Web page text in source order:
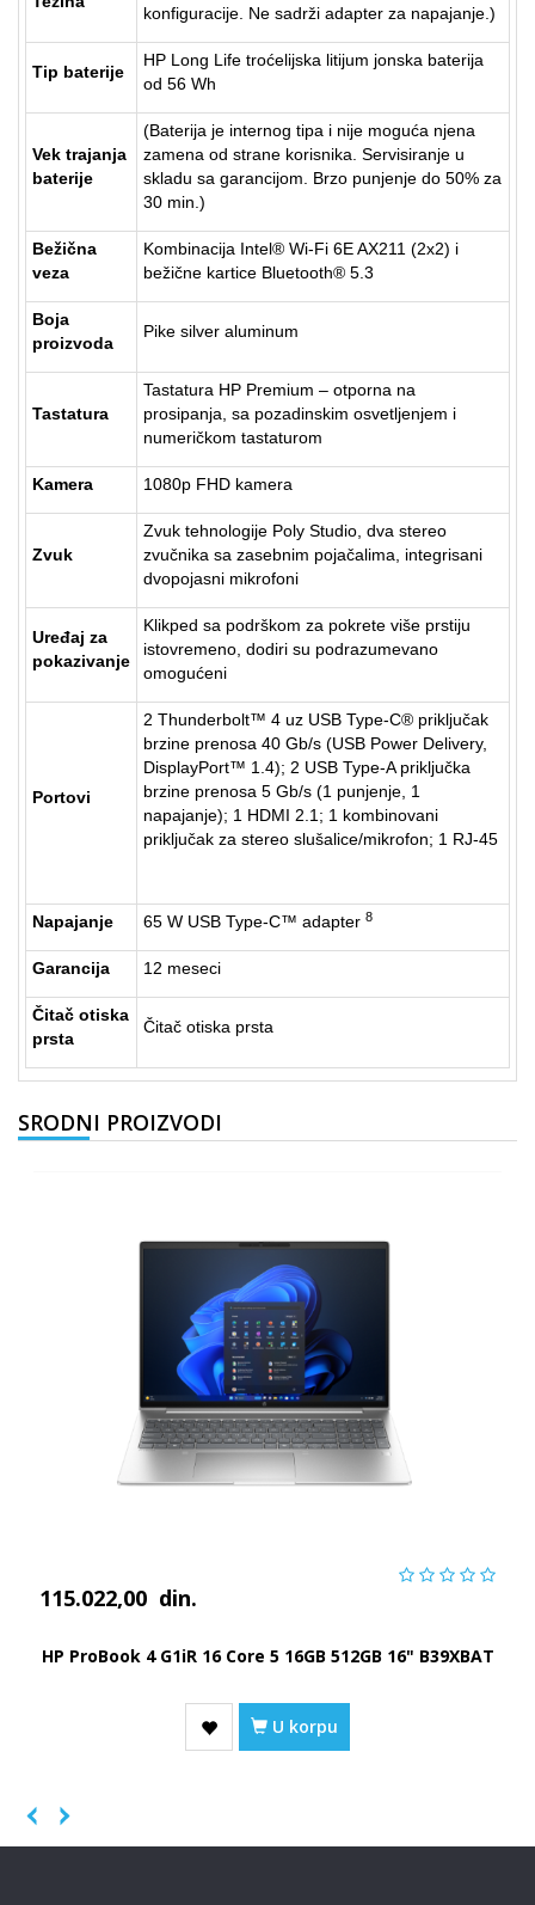
konfiguracije. Ne sadrži adapter za napajanje.)
Tip baterije
HP Long Life troćelijska litijum jonska baterija
od 56 Wh
Vek trajanja
baterije
(Baterija je internog tipa i nije moguća njena
zamena od strane korisnika. Servisiranje u
skladu sa garancijom. Brzo punjenje do 50% za
30 min.)
Bežična
veza
Kombinacija Intel® Wi-Fi 6E AX211 (2x2) i
bežične kartice Bluetooth® 5.3
Boja
proizvoda
Pike silver aluminum
Tastatura
Tastatura HP Premium – otporna na
prosipanja, sa pozadinskim osvetljenjem i
numeričkom tastaturom
Kamera 1080p FHD kamera
Zvuk
Zvuk tehnologije Poly Studio, dva stereo
zvučnika sa zasebnim pojačalima, integrisani
dvopojasni mikrofoni
Uređaj za
pokazivanje
Klikped sa podrškom za pokrete više prstiju
istovremeno, dodiri su podrazumevano
omogućeni
Portovi
2 Thunderbolt™ 4 uz USB Type-C® priključak
brzine prenosa 40 Gb/s (USB Power Delivery,
DisplayPort™ 1.4); 2 USB Type-A priključka
brzine prenosa 5 Gb/s (1 punjenje, 1
napajanje); 1 HDMI 2.1; 1 kombinovani
priključak za stereo slušalice/mikrofon; 1 RJ-45
Napajanje 65 W USB Type-C™ adapter 8
Garancija 12 meseci
Čitač otiska
prsta
Čitač otiska prsta
SRODNI PROIZVODI
115.022,00 din.
HP ProBook 4 G1iR 16 Core 5 16GB 512GB 16" B39XBAT
U korpu